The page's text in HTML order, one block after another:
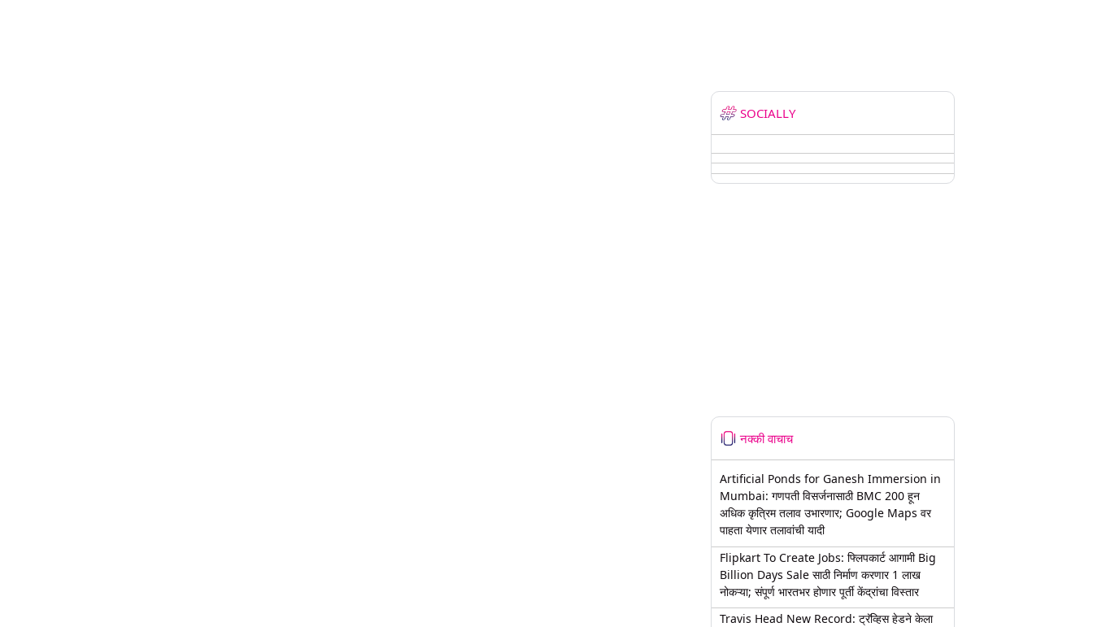
SOCIALLY
नक्की वाचाच
Artificial Ponds for Ganesh Immersion in
Mumbai: गणपती विसर्जनासाठी BMC 200 हून
अधिक कृत्रिम तलाव उभारणार; Google Maps वर
पाहता येणार तलावांची यादी
Flipkart To Create Jobs: फ्लिपकार्ट आगामी Big
Billion Days Sale साठी निर्माण करणार 1 लाख
नोकऱ्या; संपूर्ण भारतभर होणार पूर्ती केंद्रांचा विस्तार
Travis Head New Record: ट्रॅव्हिस हेडने केला